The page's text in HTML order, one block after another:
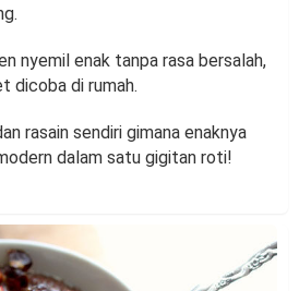
nyemil enak tanpa rasa bersalah,
dicoba di rumah.
rasain sendiri gimana enaknya
dalam satu gigitan roti!